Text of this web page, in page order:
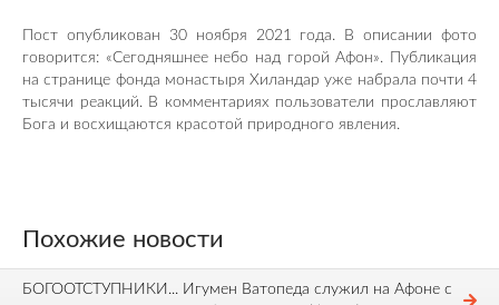
Пост опубликован 30 ноября 2021 года. В описании фото
говорится: «Сегодняшнее небо над горой Афон». Публикация
на странице фонда монастыря Хиландар уже набрала почти 4
тысячи реакций. В комментариях пользователи прославляют
Бога и восхищаются красотой природного явления.
Похожие новости
БОГООТСТУПНИКИ... Игумен Ватопеда служил на Афоне с